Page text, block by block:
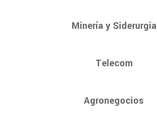
Minería y Siderurgia
Telecom
Agronegocios